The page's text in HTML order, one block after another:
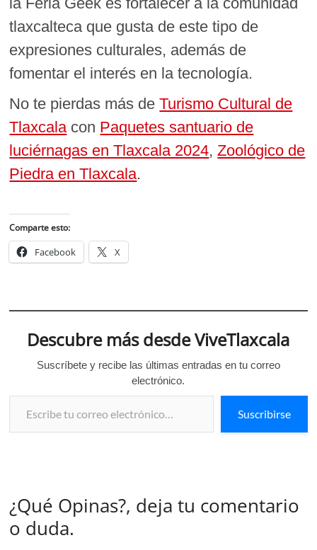
tlaxcalteca que gusta de este tipo de
expresiones culturales, además de
fomentar el interés en la tecnología.
No te pierdas más deTurismo Cultural de
Tlaxcalacon Paquetes santuario de
luciérnagas en Tlaxcala 2024,Zoológico de
Piedra en Tlaxcala.
Comparte esto:
Facebook X
Descubre más desde ViveTlaxcala
Suscríbete y recibe las últimas entradas en tu correo
electrónico.
Escribe tu correo electrónico…
Suscribirse
¿Qué Opinas?, deja tu comentario
o duda.